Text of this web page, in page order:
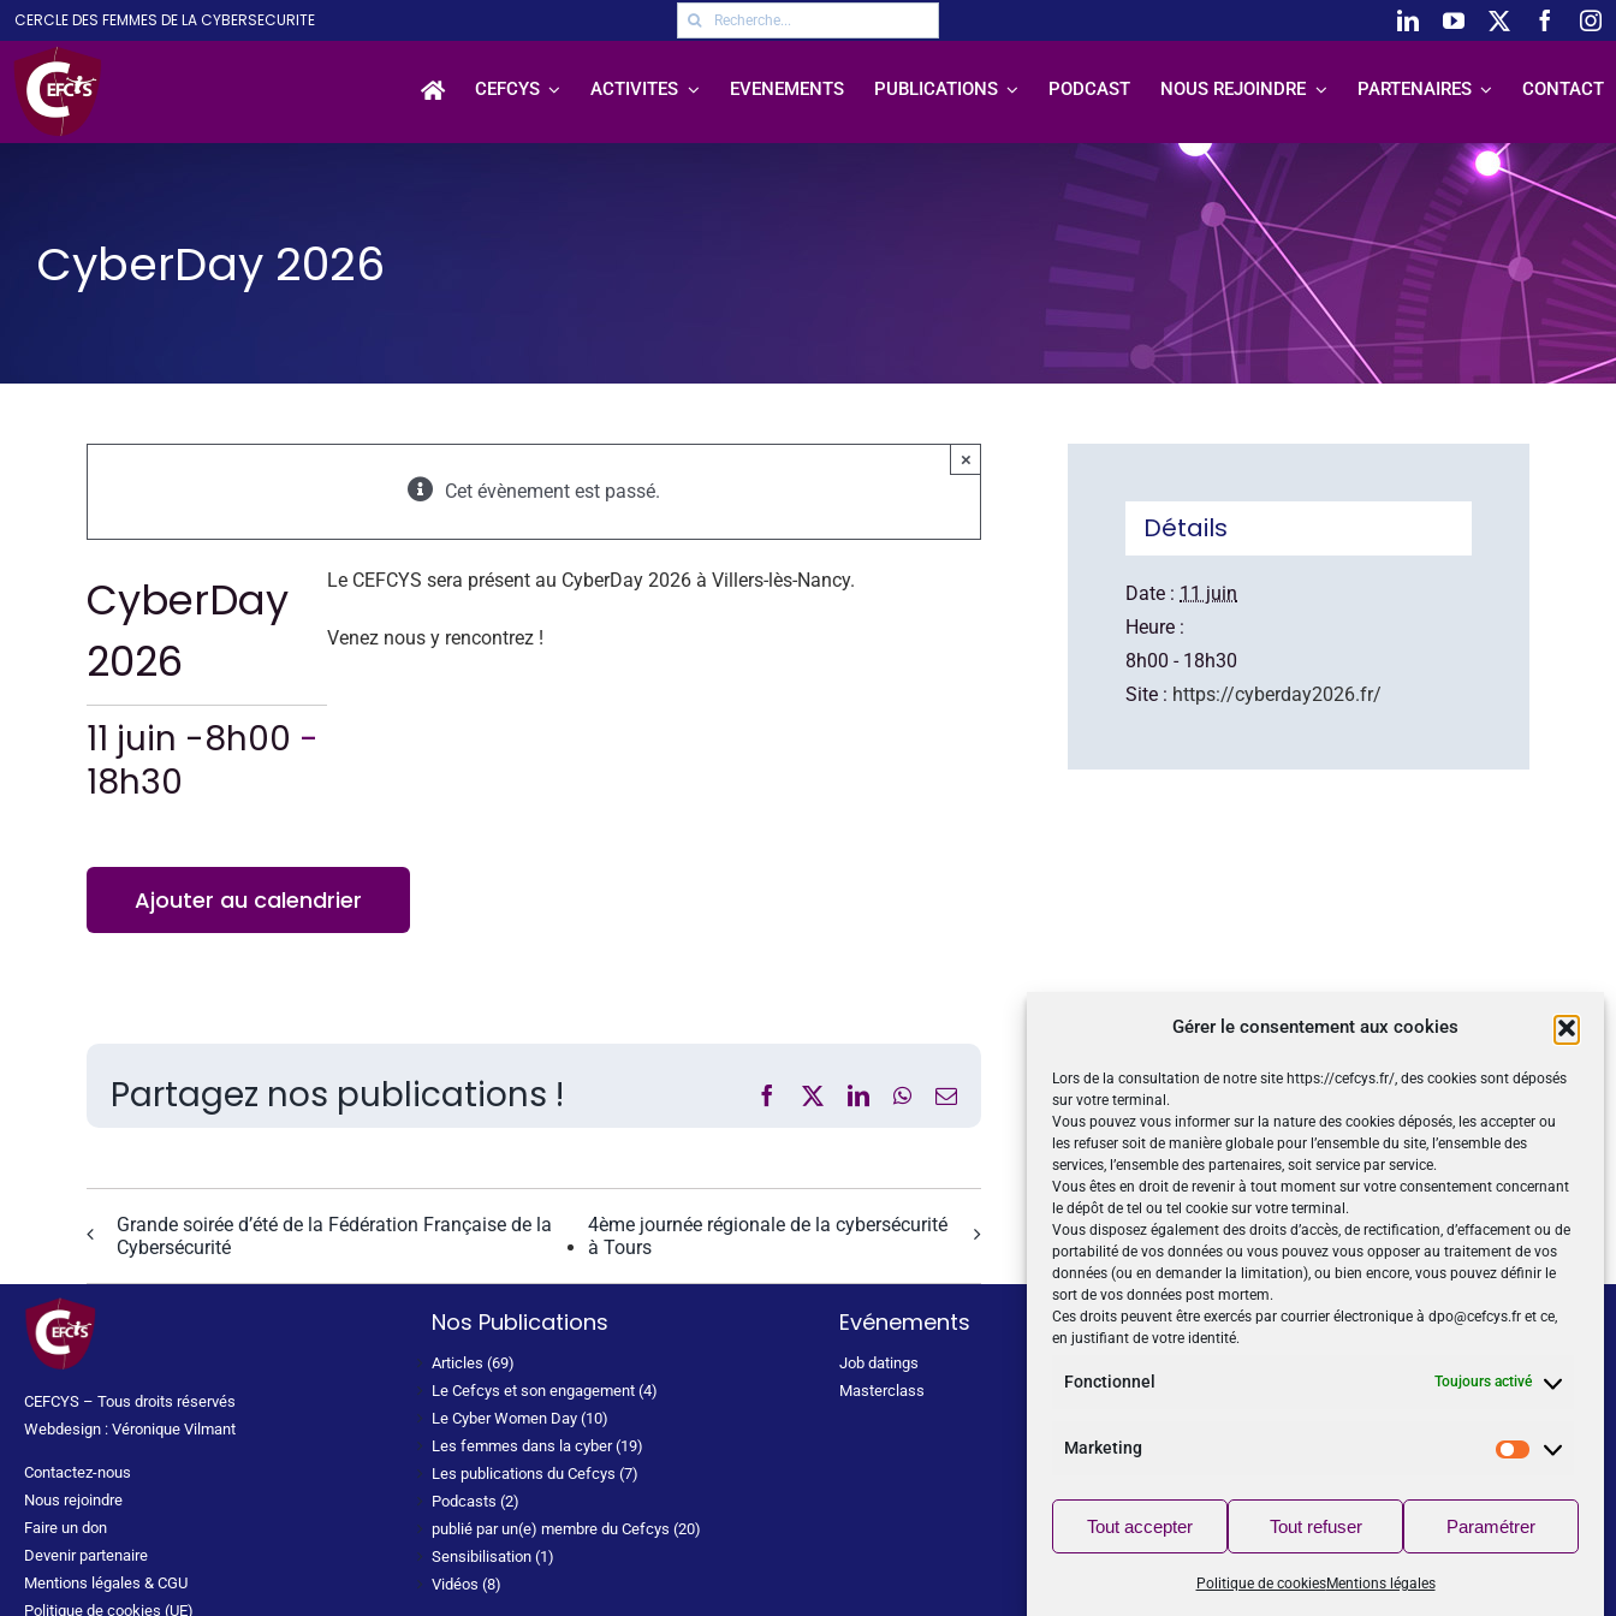
Gérer le consentement aux cookies
Lors de la consultation de notre site https://cefcys.fr/, des cookies sont déposés
sur votre terminal.
Vous pouvez vous informer sur la nature des cookies déposés, les accepter ou
les refuser soit de manière globale pour l’ensemble du site, l’ensemble des
services, l’ensemble des partenaires, soit service par service.
Vous êtes en droit de revenir à tout moment sur votre consentement concernant
le dépôt de tel ou tel cookie sur votre terminal.
Vous disposez également des droits d’accès, de rectification, d’effacement ou de
portabilité de vos données ou vous pouvez vous opposer au traitement de vos
données (ou en demander la limitation), ou bien encore, vous pouvez définir le
sort de vos données post mortem.
Ces droits peuvent être exercés par courrier électronique à dpo@cefcys.fr et ce,
en justifiant de votre identité.
Fonctionnel Toujours activé
Marketing
Marketing
Tout accepter Tout refuser Paramétrer
Politique de cookiesMentions légales
Passer
au
contenu
CERCLE DES FEMMES DE LACYBERSECURITE Rechercher:
CEFCYS ACTIVITES EVENEMENTS PUBLICATIONS PODCAST NOUS REJOINDRE PARTENAIRES CONTACT
CyberDay 2026
Cet évènement est passé.
×
CyberDay
2026
11 juin -8h00 -
18h30
Le CEFCYS sera présent au CyberDay 2026 à Villers-lès-Nancy.
Venez nous y rencontrez !
Ajouter au calendrier
Partagez nos publications ! Facebook LinkedInWhatsApp
Email
Grande soirée d’été de la Fédération Française de la
Cybersécurité
4ème journée régionale de la cybersécurité
à Tours
Détails
Date : 11 juin
Heure :
8h00 - 18h30
Site : https://cyberday2026.fr/
CEFCYS – Tous droits réservés
Webdesign : Véronique Vilmant
Contactez-nous
Nous rejoindre
Faire un don
Devenir partenaire
Mentions légales & CGU
Politique de cookies (UE)
Nos Publications
Articles (69)
Le Cefcys et son engagement (4)
Le Cyber Women Day (10)
Les femmes dans la cyber (19)
Les publications du Cefcys (7)
Podcasts (2)
publié par un(e) membre du Cefcys (20)
Sensibilisation (1)
Vidéos (8)
Evénements
Job datings
Masterclass
Suivez-nous
Retrouver le CEFCYS sur YouTube,